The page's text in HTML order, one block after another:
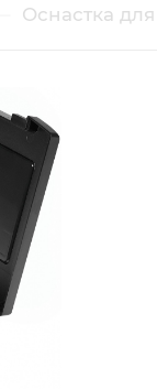
Оснастка